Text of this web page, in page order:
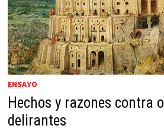
ENSAYO
Hechos y razones contra
delirantes